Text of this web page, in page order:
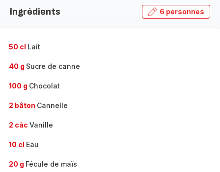
Ingrédients 6 personnes
50 cl Lait
40 g Sucre de canne
100 g Chocolat
2 bâton Cannelle
2 càc Vanille
10 cl Eau
20 g Fécule de maïs